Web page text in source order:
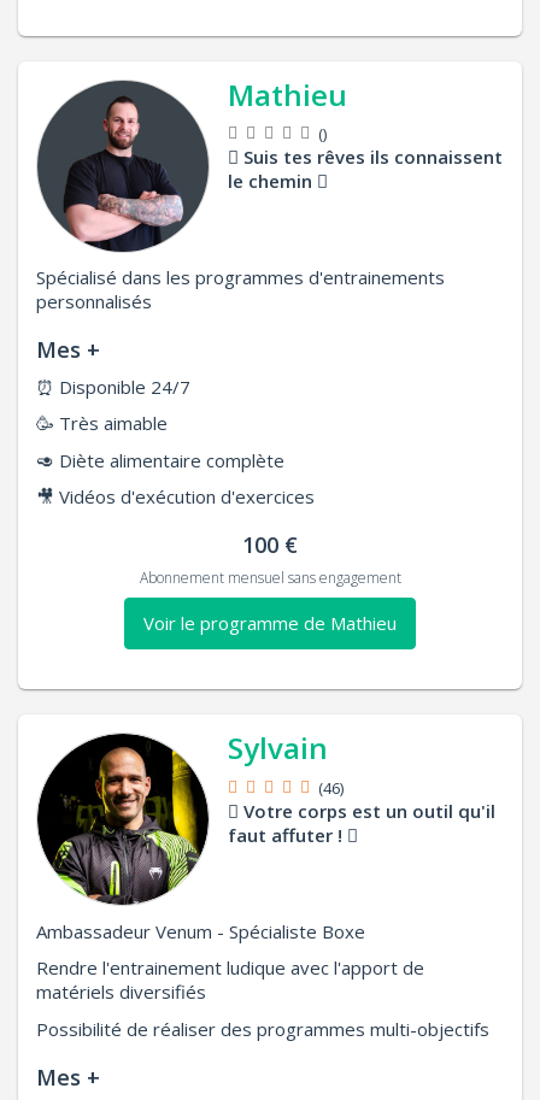
Mathieu
()
Suis tes rêves ils connaissent
le chemin
Spécialisé dans les programmes d'entrainements
personnalisés
Mes +
⏰ Disponible 24/7
🥳 Très aimable
🥑 Diète alimentaire complète
🎥 Vidéos d'exécution d'exercices
100 €
Abonnement mensuel sans engagement
Voir le programme de Mathieu
Sylvain
(46)
Votre corps est un outil qu'il
faut affuter !
Ambassadeur Venum - Spécialiste Boxe
Rendre l'entrainement ludique avec l'apport de
matériels diversifiés
Possibilité de réaliser des programmes multi-objectifs
Mes +